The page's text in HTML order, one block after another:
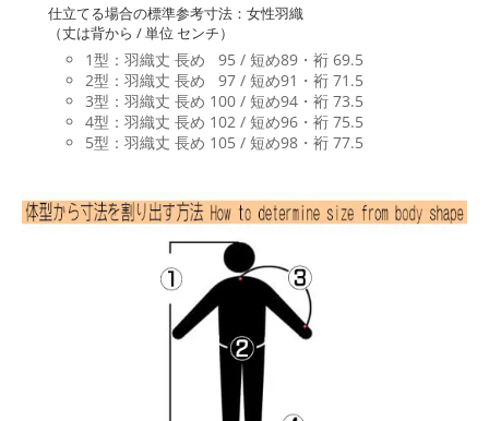
仕立てる場合の標準参考寸法：女性羽織
（丈は背から / 単位 センチ）
1型：羽織丈 長め 95 / 短め89・裄 69.5
2型：羽織丈 長め 97 / 短め91・裄 71.5
3型：羽織丈 長め 100 / 短め94・裄 73.5
4型：羽織丈 長め 102 / 短め96・裄 75.5
5型：羽織丈 長め 105 / 短め98・裄 77.5